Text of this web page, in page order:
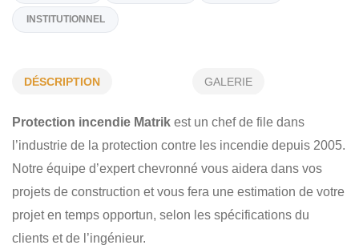
Spécialités
ENTRETIEN - RÉPARATION PROTECTION INCENDIE
INSTITUTIONNEL
DÉSCRIPTION GALERIE
Protection incendie Matrik est un chef de file dans
l’industrie de la protection contre les incendie depuis 2005.
Notre équipe d’expert chevronné vous aidera dans vos
projets de construction et vous fera une estimation de votre
projet en temps opportun, selon les spécifications du
clients et de l’ingénieur.